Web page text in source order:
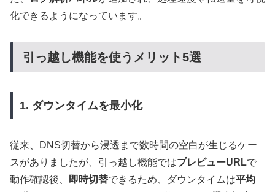
化できるようになっています。
引っ越し機能を使うメリット5選
1. ダウンタイムを最小化
従来、DNS切替から浸透まで数時間の空白が生じるケー
スがありましたが、引っ越し機能ではプレビューURLで
動作確認後、
即時切替できるため、ダウンタイムは平均